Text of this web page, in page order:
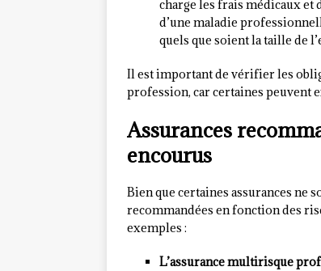
charge les frais médicaux et
d’une maladie
quels que soient la taille de
Il est important de vérifier les
profession, car certaines peuvent
Assurances
encourus
Bien que certaines assurances ne
recommandées en fonction des
exemples :
L’assurance multirisque